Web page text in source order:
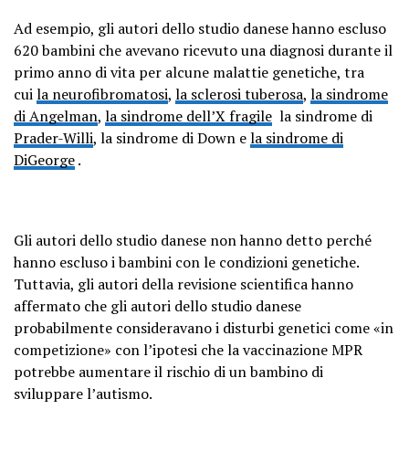
Ad esempio, gli autori dello studio danese hanno escluso
620 bambini che avevano ricevuto una diagnosi durante il
primo anno di vita per alcune malattie genetiche, tra
cuila neurofibromatosi, la sclerosi tuberosa, la sindrome
di Angelman, la sindrome dell’X fragile la sindrome di
Prader-Willi, la sindrome di Down ela sindrome di
DiGeorge.
Gli autori dello studio danese non hanno detto perché
hanno escluso i bambini con le condizioni genetiche.
Tuttavia, gli autori della revisione scientifica hanno
affermato che gli autori dello studio danese
probabilmente consideravano i disturbi genetici come «in
competizione» con l’ipotesi che la vaccinazione MPR
potrebbe aumentare il rischio di un bambino di
sviluppare l’autismo.